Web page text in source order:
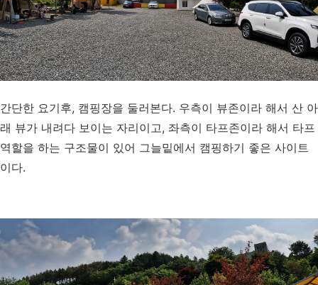
간단한 요기후, 캠핑장을 둘러본다. 우측이 뷰존이라 해서 산 아
래 뷰가 내려다 보이는 자리이고, 좌측이 타프존이라 해서 타프
역할을 하는 구조물이 있어 그늘밑에서 캠핑하기 좋은 사이트
이다.